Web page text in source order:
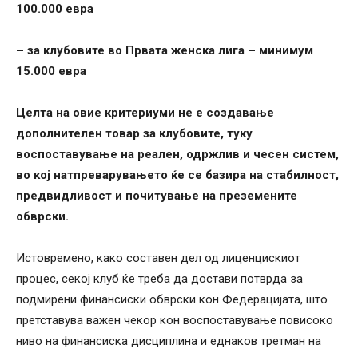
100.000 евра
– за клубовите во Првата женска лига – минимум
15.000 евра
Целта на овие критериуми не е создавање
дополнителен товар за клубовите, туку
воспоставување на реален, одржлив и чесен систем,
во кој натпреварувањето ќе се базира на стабилност,
предвидливост и почитување на преземените
обврски.
Истовремено, како составен дел од лиценцискиот
процес, секој клуб ќе треба да достави потврда за
подмирени финансиски обврски кон Федерацијата, што
претставува важен чекор кон воспоставување повисоко
ниво на финансиска дисциплина и еднаков третман на